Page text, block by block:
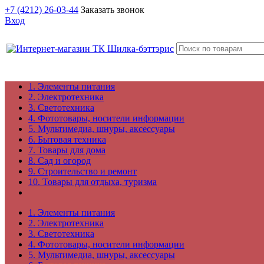
+7 (4212) 26-03-44 Заказать звонок
Вход
1. Элементы питания
2. Электротехника
3. Светотехника
4. Фототовары, носители информации
5. Мультимедиа, шнуры, аксессуары
6. Бытовая техника
7. Товары для дома
8. Сад и огород
9. Строительство и ремонт
10. Товары для отдыха, туризма
1. Элементы питания
2. Электротехника
3. Светотехника
4. Фототовары, носители информации
5. Мультимедиа, шнуры, аксессуары